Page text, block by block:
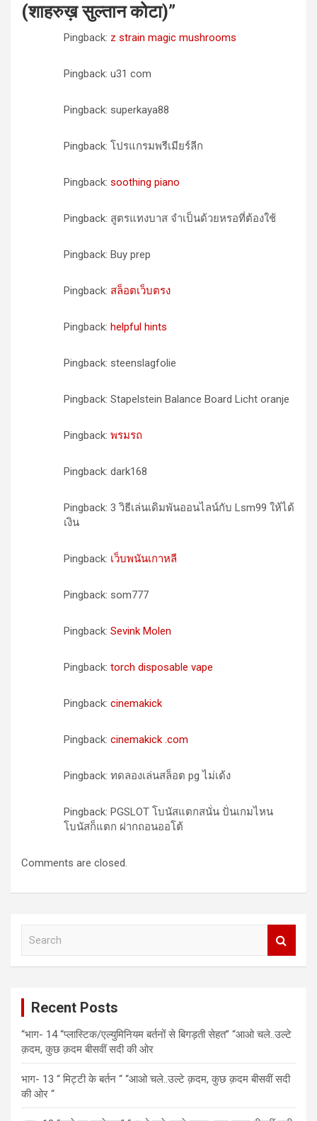
(शाहरुख़ सुल्तान कोटा)”
Pingback: z strain magic mushrooms
Pingback: u31 com
Pingback: superkaya88
Pingback: โปรแกรมพรีเมียร์ลีก
Pingback: soothing piano
Pingback: สูตรแทงบาส จำเป็นด้วยหรอที่ต้องใช้
Pingback: Buy prep
Pingback: สล็อตเว็บตรง
Pingback: helpful hints
Pingback: steenslagfolie
Pingback: Stapelstein Balance Board Licht oranje
Pingback: พรมรถ
Pingback: dark168
Pingback: 3 วิธีเล่นเดิมพันออนไลน์กับ Lsm99 ให้ได้
เงิน
Pingback: เว็บพนันเกาหลี
Pingback: som777
Pingback: Sevink Molen
Pingback: torch disposable vape
Pingback: cinemakick
Pingback: cinemakick .com
Pingback: ทดลองเล่นสล็อต pg ไม่เด้ง
Pingback: PGSLOT โบนัสแตกสนั่น ปั่นเกมไหน
โบนัสก็แตก ฝากถอนออโต้
Comments are closed.
Recent Posts
“भाग- 14 “प्लास्टिक/एल्युमिनियम बर्तनों से बिगड़ती सेहत” “आओ चले..उल्टे
क़दम, कुछ क़दम बीसवीं सदी की ओर
भाग- 13 “ मिट्टी के बर्तन “ “आओ चले..उल्टे क़दम, कुछ क़दम बीसवीं सदी
की ओर “